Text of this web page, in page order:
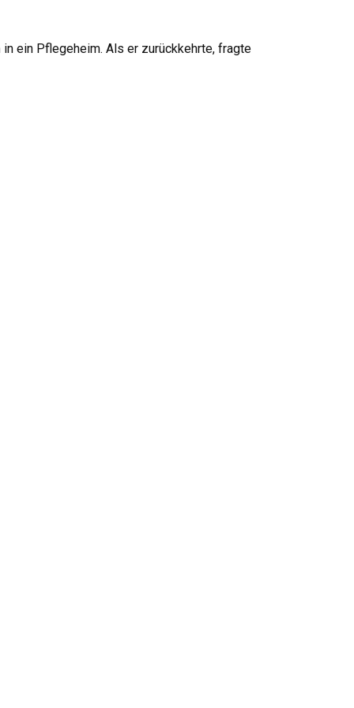
ein Pflegeheim. Als er zurückkehrte, fragte